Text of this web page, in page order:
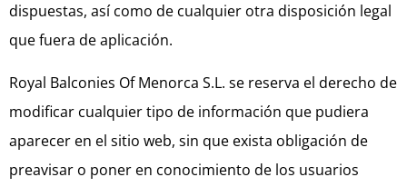
dispuestas, así como de cualquier otra disposición legal
que fuera de aplicación.
Royal Balconies Of Menorca S.L. se reserva el derecho de
modificar cualquier tipo de información que pudiera
aparecer en el sitio web, sin que exista obligación de
preavisar o poner en conocimiento de los usuarios